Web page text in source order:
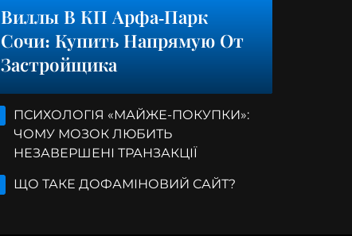
Виллы В КП Арфа-Парк
Сочи: Купить Напрямую От
Застройщика
ПСИХОЛОГІЯ «МАЙЖЕ-ПОКУПКИ»:
ЧОМУ МОЗОК ЛЮБИТЬ
НЕЗАВЕРШЕНІ ТРАНЗАКЦІЇ
ЩО ТАКЕ ДОФАМІНОВИЙ САЙТ?